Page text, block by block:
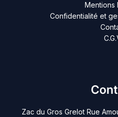
Mentions
Confidentialité et
Zac du Gros Grelot Rue